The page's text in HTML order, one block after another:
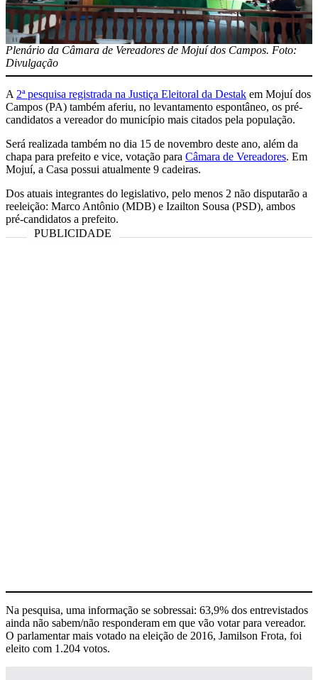
Plenário da Câmara de Vereadores de Mojuí dos Campos. Foto:
Divulgação
A 2ª pesquisa registrada na Justiça Eleitoral da Destak em Mojuí dos
Campos (PA) também aferiu, no levantamento espontâneo, os pré-
candidatos a vereador do município mais citados pela população.
Será realizada também no dia 15 de novembro deste ano, além da
chapa para prefeito e vice, votação para Câmara de Vereadores. Em
Mojuí, a Casa possui atualmente 9 cadeiras.
Dos atuais integrantes do legislativo, pelo menos 2 não disputarão a
reeleição: Marco Antônio (MDB) e Izailton Sousa (PSD), ambos
pré-candidatos a prefeito.
Na pesquisa, uma informação se sobressai: 63,9% dos entrevistados
ainda não sabem/não responderam em que vão votar para vereador.
O parlamentar mais votado na eleição de 2016, Jamilson Frota, foi
eleito com 1.204 votos.